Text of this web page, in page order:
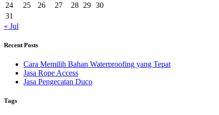
24
25 26 27 28 29 30
31
« Jul
Recent Posts
Cara Memilih Bahan Waterproofing yang Tepat
Jasa Rope Access
Jasa Pengecatan Duco
Tags